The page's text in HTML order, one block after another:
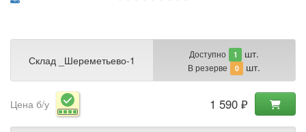
Склад _Шереметьево-1 Доступно 1 шт.
В резерве 0 шт.
Цена б/у 1 590 ₽